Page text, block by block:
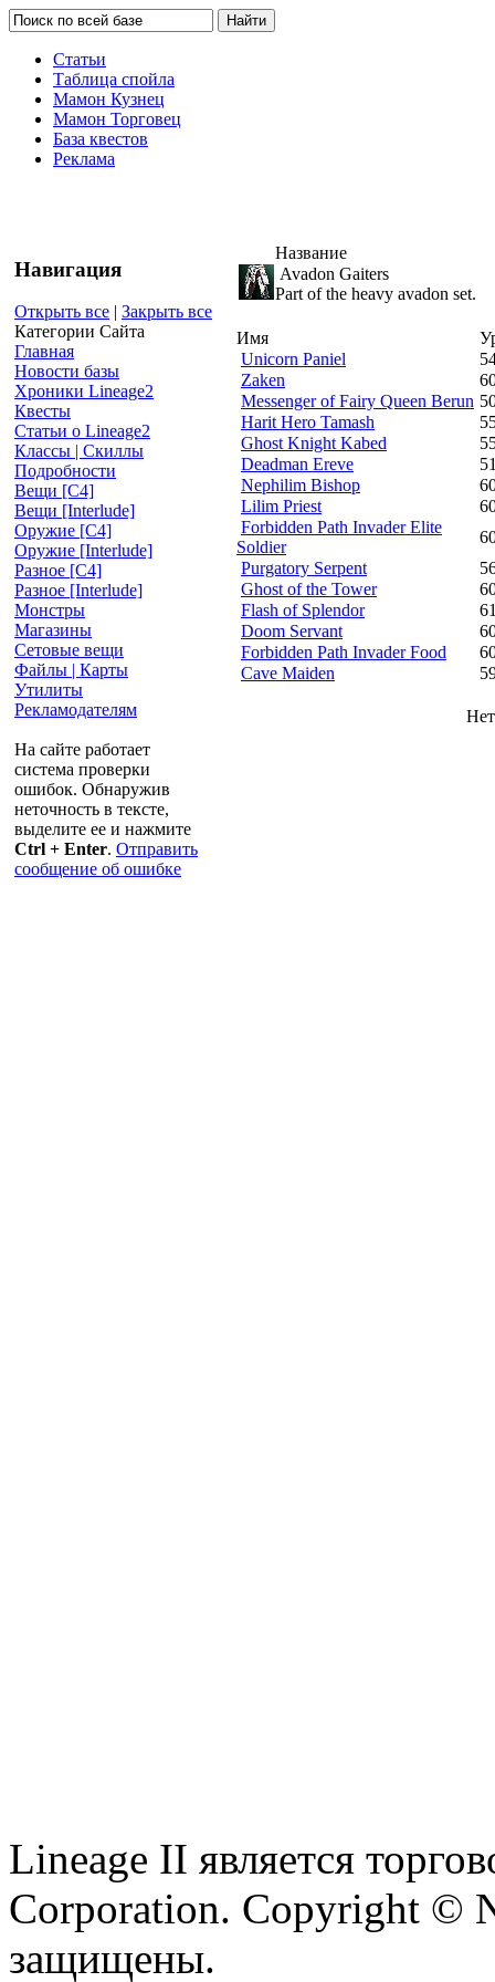
Статьи
Таблица спойла
Мамон Кузнец
Мамон Торговец
База квестов
Реклама
Навигация
Открыть все | Закрыть все
Категории Сайта
Главная
Новости базы
Хроники Lineage2
Квесты
Статьи о Lineage2
Классы | Скиллы
Подробности
Вещи [С4]
Вещи [Interlude]
Оружие [С4]
Оружие [Interlude]
Разное [C4]
Разное [Interlude]
Монстры
Магазины
Сетовые вещи
Файлы | Карты
Утилиты
Рекламодателям
На сайте работает
система проверки
ошибок. Обнаружив
неточность в тексте,
выделите ее и нажмите
Ctrl + Enter. Отправить
сообщение об ошибке
Название
Avadon Gaiters
Part of the heavy avadon set.
Имя
Unicorn Paniel
Zaken
Messenger of Fairy Queen Berun
Harit Hero Tamash
Ghost Knight Kabed
Deadman Ereve
Nephilim Bishop
Lilim Priest
Forbidden Path Invader Elite
Soldier
Purgatory Serpent
Ghost of the Tower
Flash of Splendor
Doom Servant
Forbidden Path Invader Food
Cave Maiden
Нет
Lineage II является
Corporation. Copyright ©
защищены.